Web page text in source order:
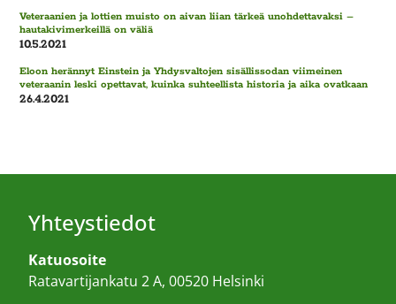
Veteraanien ja lottien muisto on aivan liian tärkeä unohdettavaksi –
hautakivimerkeillä on väliä
10.5.2021
Eloon herännyt Einstein ja Yhdysvaltojen sisällissodan viimeinen
veteraanin leski opettavat, kuinka suhteellista historia ja aika ovatkaan
26.4.2021
Yhteystiedot
Katuosoite
Ratavartijankatu 2 A, 00520 Helsinki